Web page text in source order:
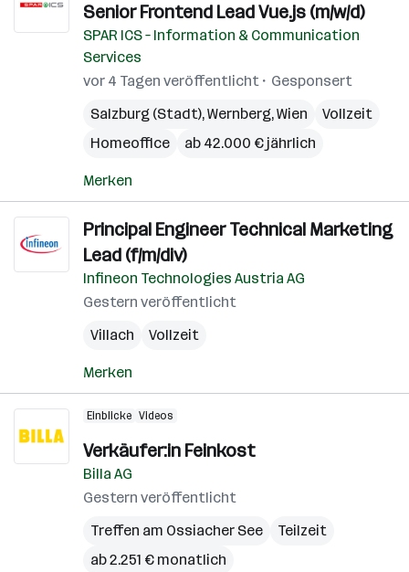
Senior Frontend Lead Vue.js​ (m/w/d)
SPAR ICS – Information & Communication
Services
vor 4 Tagen veröffentlicht
Gesponsert
Salzburg (Stadt),Wernberg,Wien
Vollzeit
Homeoffice
ab 42.000 € jährlich
Merken
Principal Engineer Technical Marketing
Lead (f/m/div)
Infineon Technologies Austria AG
Gestern veröffentlicht
Villach
Vollzeit
Merken
Einblicke Videos
Verkäufer:in Feinkost
Billa AG
Gestern veröffentlicht
Treffen am Ossiacher See
Teilzeit
ab 2.251 € monatlich